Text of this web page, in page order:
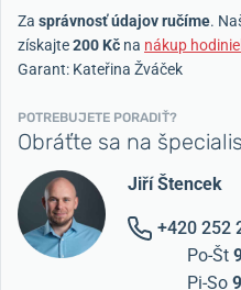
Za správnosť údajov ručíme.
získajte200 Kč na nákup
Garant: Kateřina Žváček
POTREBUJETE PORADIŤ?
Obráťte sa na
Jiří Štencek
+420 252
Po-Št
Pi-So